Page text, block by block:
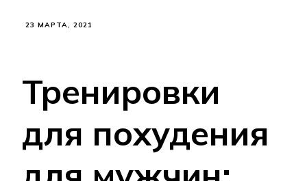
23 МАРТА, 2021
Тренировки
для похудения